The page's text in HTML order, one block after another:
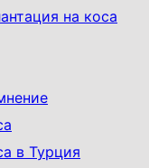
на коса
в Турция